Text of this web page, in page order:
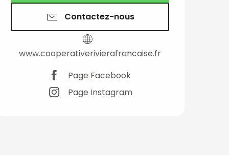
Contactez-nous
www.cooperativerivierafrancaise.fr
Page Facebook
Page Instagram